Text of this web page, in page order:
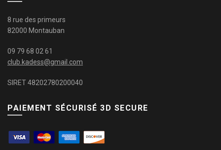
8 rue des primeurs
82000 Montauban
09 79 68 02 61
club.kadess@gmail.com
SIRET 48202780200040
PAIEMENT SÉCURISÉ 3D SECURE